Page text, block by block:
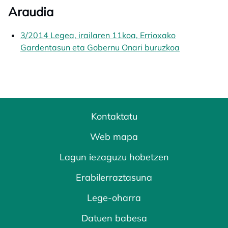
Araudia
3/2014 Legea, irailaren 11koa, Errioxako
Gardentasun eta Gobernu Onari buruzkoa
Kontaktatu
Web mapa
Lagun iezaguzu hobetzen
Erabilerraztasuna
Lege-oharra
Datuen babesa